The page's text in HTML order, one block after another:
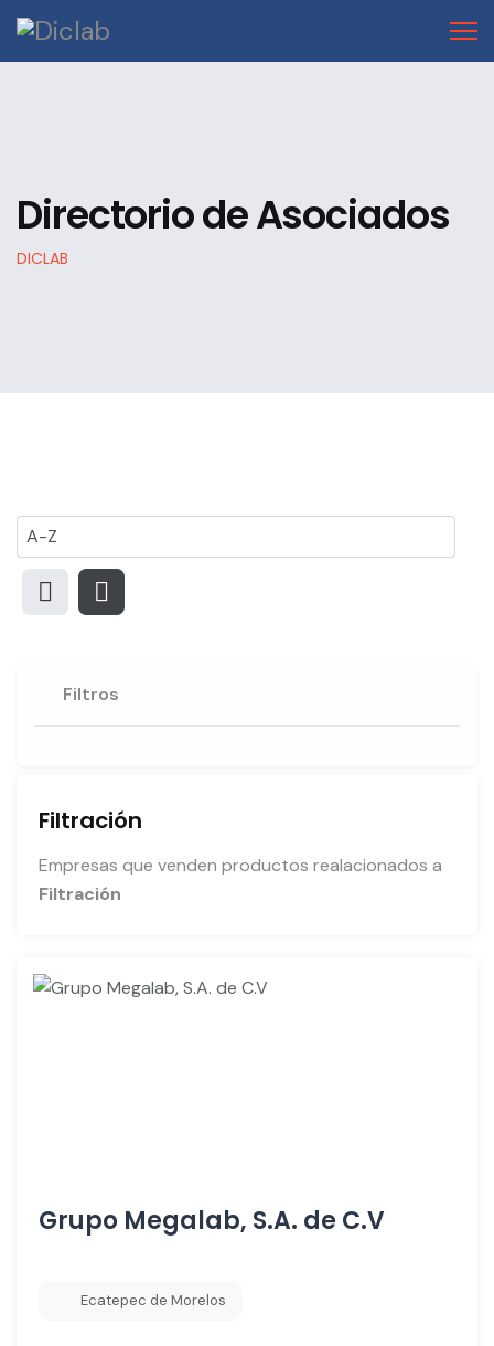
Directorio de Asociados
DICLAB
Filtros
Filtración
Empresas que venden productos realacionados a
Filtración
Grupo Megalab, S.A. de C.V
Ecatepec de Morelos